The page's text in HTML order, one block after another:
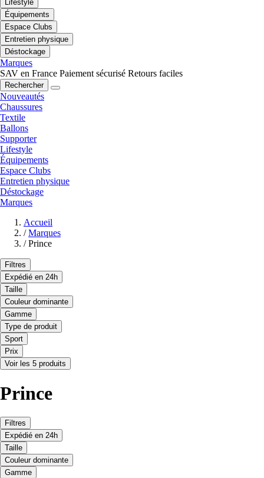
Lifestyle
Équipements
Espace Clubs
Entretien physique
Déstockage
Marques
SAV en France Paiement sécurisé Retours faciles
Rechercher
Nouveautés
Chaussures
Textile
Ballons
Supporter
Lifestyle
Équipements
Espace Clubs
Entretien physique
Déstockage
Marques
Accueil
/ Marques
/ Prince
Filtres
Expédié en 24h
Taille
Couleur dominante
Gamme
Type de produit
Sport
Prix
Voir les 5 produits
Prince
Filtres
Expédié en 24h
Taille
Couleur dominante
Gamme